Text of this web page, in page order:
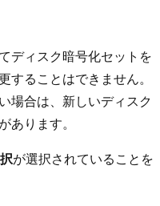
ディスク暗号化セットを
することはできません。
場合は、新しいディスク
あります。
が選択されていることを